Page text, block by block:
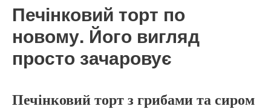
Печінковий торт по
новому. Його вигляд
просто зачаровує
Печінковий торт з грибами та сиром